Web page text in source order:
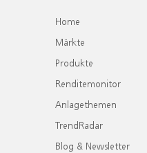
Home
Märkte
Produkte
Renditemonitor
Anlagethemen
TrendRadar
Blog & Newsletter